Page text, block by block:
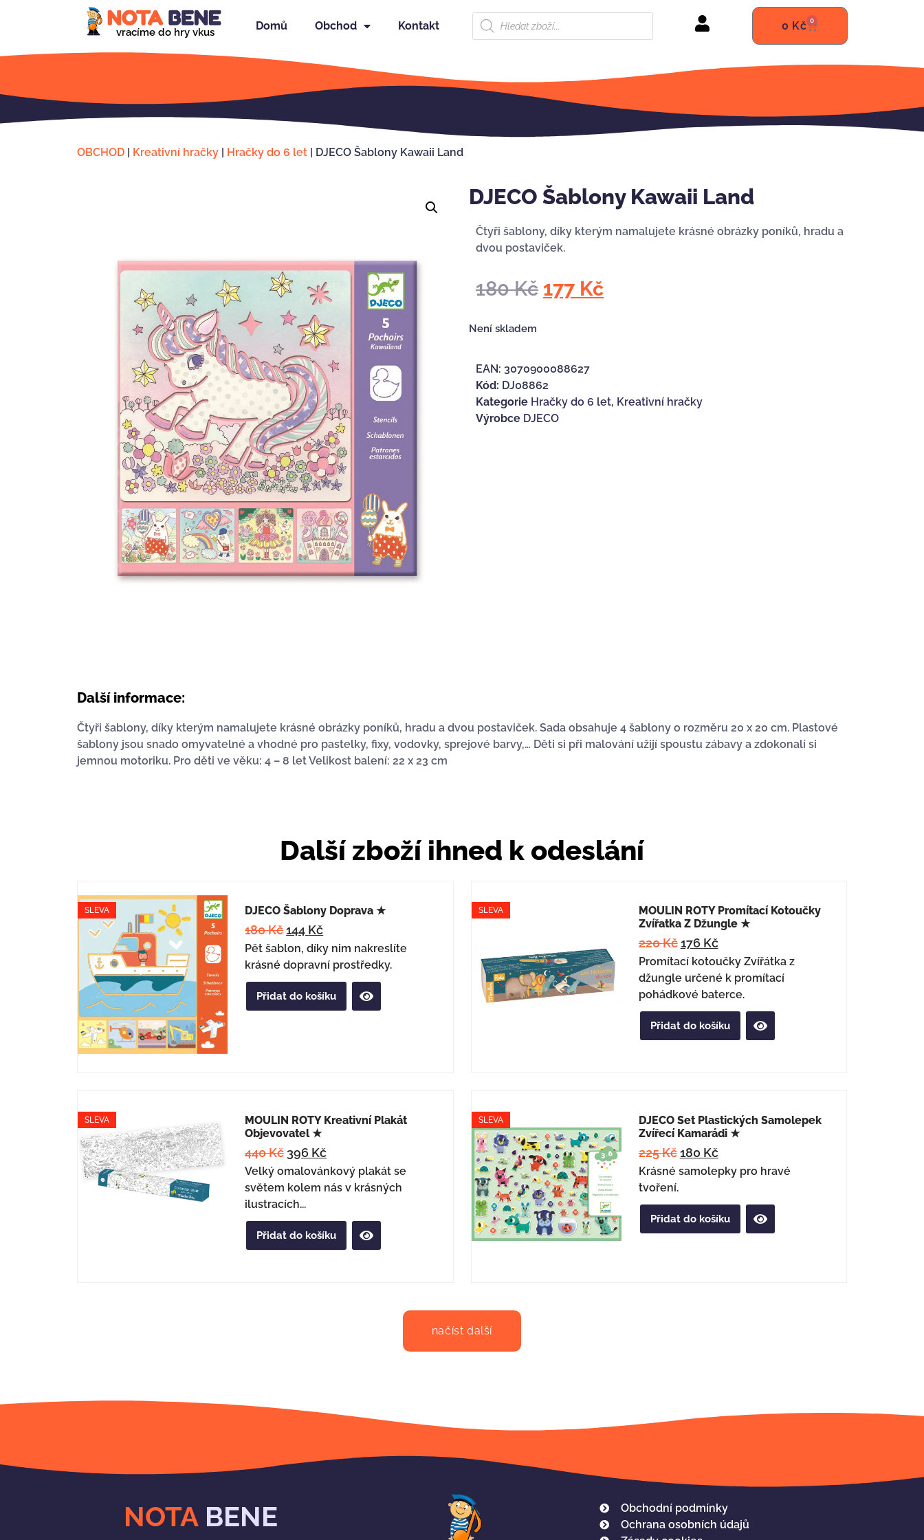
vracíme do hry vkus
Domů Obchod Kontakt 0 Kč 0
OBCHOD | Kreativní hračky | Hračky do 6 let | DJECO Šablony Kawaii Land
DJECO Šablony Kawaii Land
Čtyři šablony, díky kterým namalujete krásné obrázky poníků, hradu a
dvou postaviček.
180Kč 177 Kč
Není skladem
EAN: 3070900088627
Kód: DJ08862
Kategorie Hračky do 6 let, Kreativní hračky
Výrobce DJECO
Další informace:
Čtyři šablony, díky kterým namalujete krásné obrázky poníků, hradu a dvou postaviček. Sada obsahuje 4 šablony o rozměru 20 x 20 cm. Plastové
šablony jsou snado omyvatelné a vhodné pro pastelky, fixy, vodovky, sprejové barvy,… Děti si při malování užijí spoustu zábavy a zdokonalí si
jemnou motoriku. Pro děti ve věku: 4 – 8 let Velikost balení: 22 x 23 cm
Další zboží ihned k odeslání
SLEVA DJECO Šablony Doprava ★
180Kč144 Kč
Pět šablon, díky nim nakreslíte
krásné dopravní prostředky.
Přidat do košíku
SLEVA
MOULIN ROTY Promítací Kotoučky
Zvířatka Z Džungle ★
220Kč 176 Kč
Promítací kotoučky Zvířátka z
džungle určené k promítací
pohádkové baterce.
Přidat do košíku
SLEVA
MOULIN ROTY Kreativní Plakát
Objevovatel ★
440Kč 396 Kč
Velký omalovánkový plakát se
světem kolem nás v krásných
ilustracích...
Přidat do košíku
SLEVA
DJECO Set Plastických Samolepek
Zvířecí Kamarádi ★
225Kč 180 Kč
Krásné samolepky pro hravé
tvoření.
Přidat do košíku
načíst další
NOTA BENE
Obchodní podmínky
Ochrana osobních údajů